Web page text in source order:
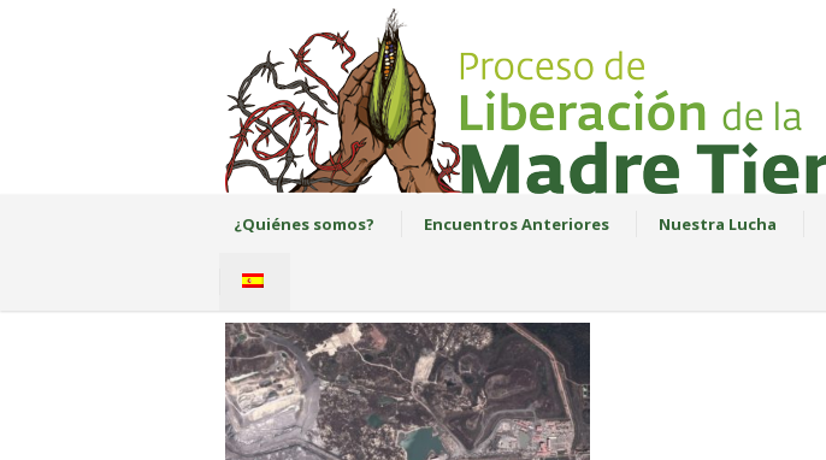
¿Quiénes somos? Encuentros Anteriores Nuestra Lucha